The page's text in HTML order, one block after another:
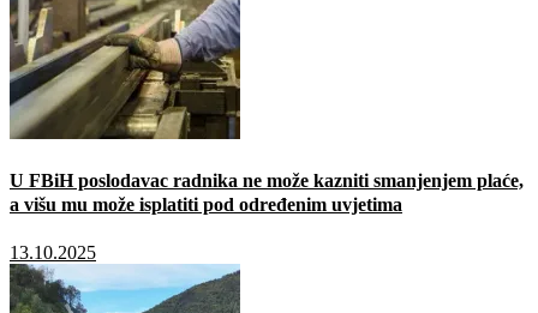
U FBiH poslodavac radnika ne može kazniti smanjenjem plaće,
a višu mu može isplatiti pod određenim uvjetima
13.10.2025